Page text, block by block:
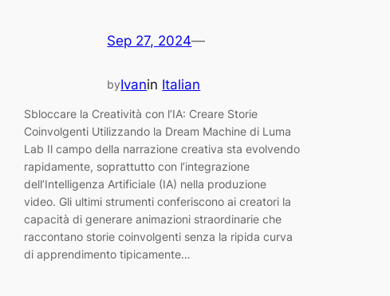
Sep 27, 2024—
byIvanin Italian
Sbloccare la Creatività con l’IA: Creare Storie
Coinvolgenti Utilizzando la Dream Machine di Luma
Lab Il campo della narrazione creativa sta evolvendo
rapidamente, soprattutto con l’integrazione
dell’Intelligenza Artificiale (IA) nella produzione
video. Gli ultimi strumenti conferiscono ai creatori la
capacità di generare animazioni straordinarie che
raccontano storie coinvolgenti senza la ripida curva
di apprendimento tipicamente…